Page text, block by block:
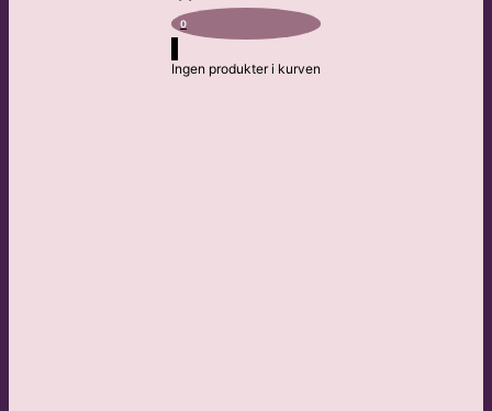
0
Ingen produkter i kurven